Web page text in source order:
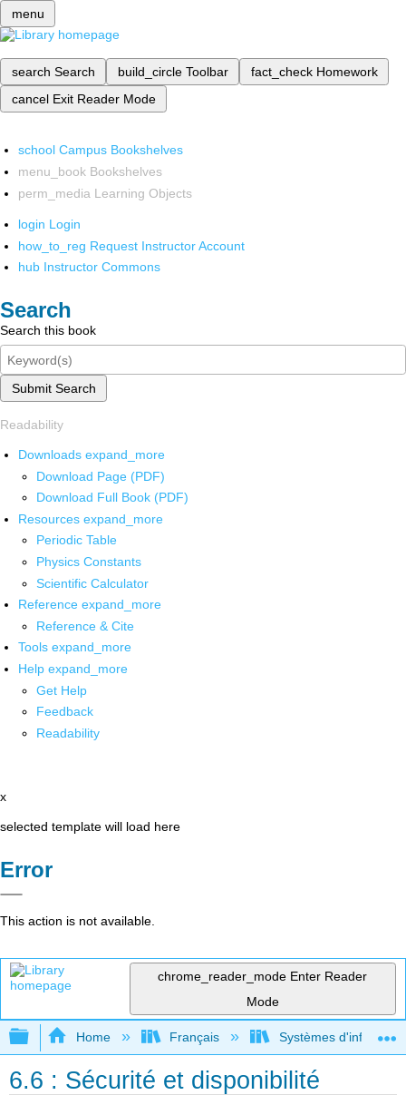
menu
search Search build_circle Toolbar fact_check Homework
cancel Exit Reader Mode
school Campus Bookshelves
menu_book Bookshelves
perm_media Learning Objects
login Login
how_to_reg Request Instructor Account
hub Instructor Commons
Search
Search this book
Submit Search
Readability
Downloads expand_more
Download Page (PDF)
Download Full Book (PDF)
Resources expand_more
Periodic Table
Physics Constants
Scientific Calculator
Reference expand_more
Reference & Cite
Tools expand_more
Help expand_more
Get Help
Feedback
Readability
x
selected template will load here
Error
This action is not available.
chrome_reader_mode Enter Reader
Mode
Expand/collapse global hierarchy
Home Français Systèmes
6.6 : Sécurité et disponibilité